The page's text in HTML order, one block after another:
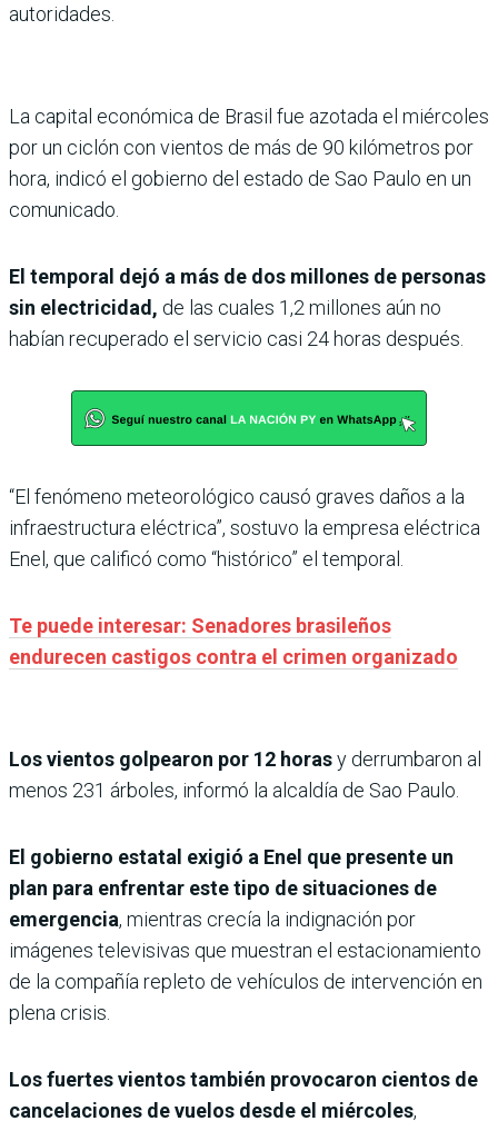
autoridades.
La capital económica de Brasil fue azotada el miércoles
por un ciclón con vientos de más de 90 kilómetros por
hora, indicó el gobierno del estado de Sao Paulo en un
comunicado.
El temporal dejó a más de dos millones de personas
sin electricidad, de las cuales 1,2 millones aún no
habían recuperado el servicio casi 24 horas después.
“El fenómeno meteorológico causó graves daños a la
infraestructura eléctrica”, sostuvo la empresa eléctrica
Enel, que calificó como “histórico” el temporal.
Te puede interesar: Senadores brasileños
endurecen castigos contra el crimen organizado
Los vientos golpearon por 12 horasy derrumbaron al
menos 231 árboles, informó la alcaldía de Sao Paulo.
El gobierno estatal exigió a Enel que presente un
plan para enfrentar este tipo de situaciones de
emergencia, mientras crecía la indignación por
imágenes televisivas que muestran el estacionamiento
de la compañía repleto de vehículos de intervención en
plena crisis.
Los fuertes vientos también provocaron cientos de
cancelaciones de vuelos desde el miércoles,